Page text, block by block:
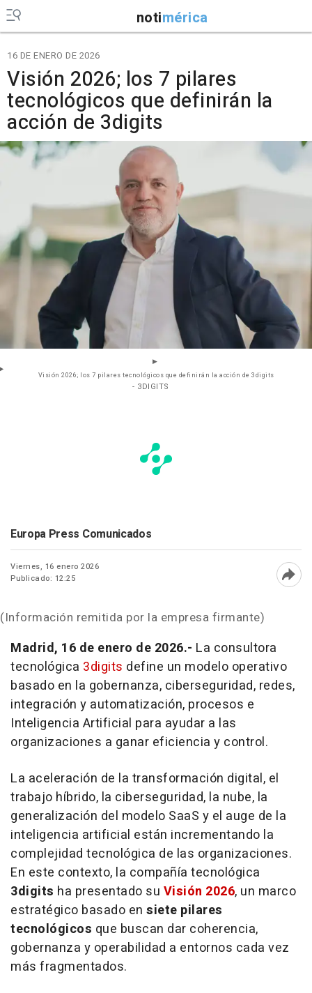
notimérica
16 DE ENERO DE 2026
Visión 2026; los 7 pilares
tecnológicos que definirán la
acción de 3digits
Visión 2026; los 7 pilares tecnológicos que definirán la acción de 3digits
- 3DIGITS
Europa Press Comunicados
Viernes, 16 enero 2026
Publicado: 12:25
(Información remitida por la empresa firmante)
Madrid, 16 de enero de 2026.- La consultora
tecnológica 3digits define un modelo operativo
basado en la gobernanza, ciberseguridad, redes,
integración y automatización, procesos e
Inteligencia Artificial para ayudar a las
organizaciones a ganar eficiencia y control.
La aceleración de la transformación digital, el
trabajo híbrido, la ciberseguridad, la nube, la
generalización del modelo SaaS y el auge de la
inteligencia artificial están incrementando la
complejidad tecnológica de las organizaciones.
En este contexto, la compañía tecnológica
3digits ha presentado su Visión 2026, un marco
estratégico basado en siete pilares
tecnológicos que buscan dar coherencia,
gobernanza y operabilidad a entornos cada vez
más fragmentados.